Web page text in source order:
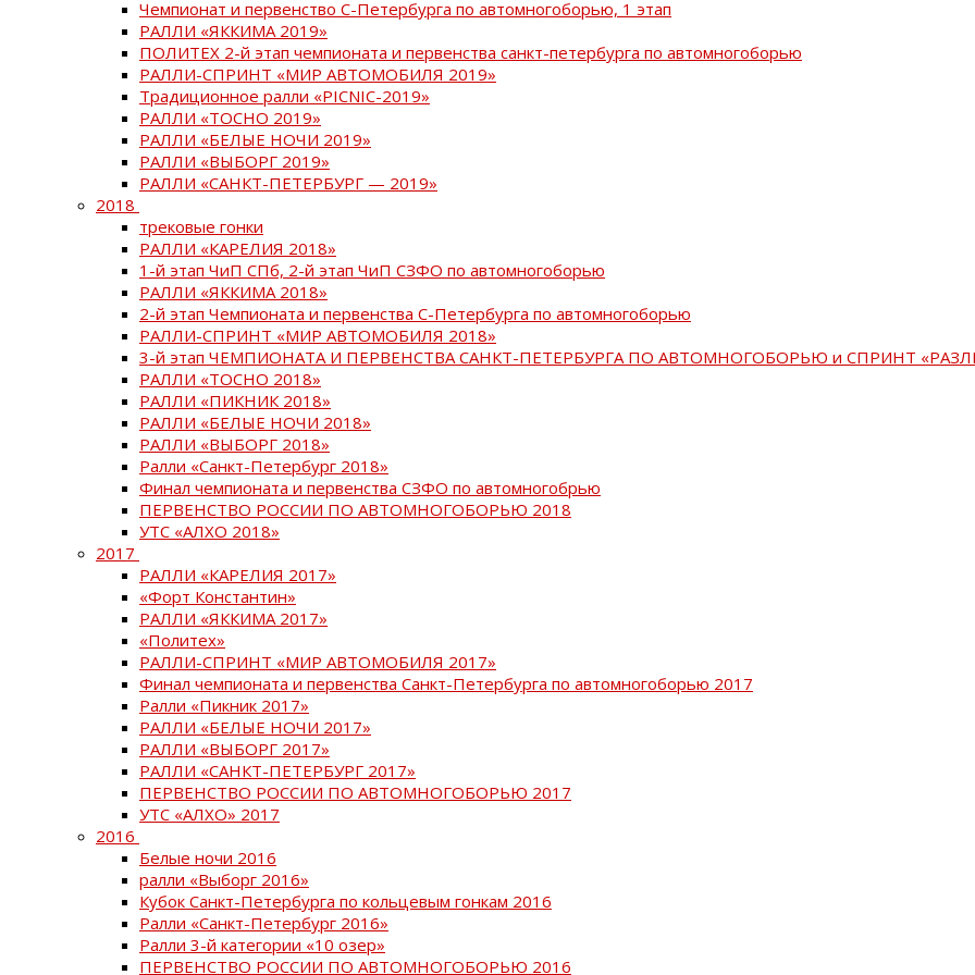
Чемпионат и первенство С-Петербурга по автомногоборью, 1 этап
РАЛЛИ «ЯККИМА 2019»
ПОЛИТЕХ 2-й этап чемпионата и первенства санкт-петербурга по автомногоборью
РАЛЛИ-СПРИНТ «МИР АВТОМОБИЛЯ 2019»
Традиционное ралли «PICNIC-2019»
РАЛЛИ «ТОСНО 2019»
РАЛЛИ «БЕЛЫЕ НОЧИ 2019»
РАЛЛИ «ВЫБОРГ 2019»
РАЛЛИ «САНКТ-ПЕТЕРБУРГ — 2019»
2018
трековые гонки
РАЛЛИ «КАРЕЛИЯ 2018»
1-й этап ЧиП СПб, 2-й этап ЧиП СЗФО по автомногоборью
РАЛЛИ «ЯККИМА 2018»
2-й этап Чемпионата и первенства С-Петербурга по автомногоборью
РАЛЛИ-СПРИНТ «МИР АВТОМОБИЛЯ 2018»
3-й этап ЧЕМПИОНАТА И ПЕРВЕНСТВА САНКТ-ПЕТЕРБУРГА ПО АВТОМНОГОБОРЬЮ и СПРИНТ
РАЛЛИ «ТОСНО 2018»
РАЛЛИ «ПИКНИК 2018»
РАЛЛИ «БЕЛЫЕ НОЧИ 2018»
РАЛЛИ «ВЫБОРГ 2018»
Ралли «Санкт-Петербург 2018»
Финал чемпионата и первенства СЗФО по автомногобрью
ПЕРВЕНСТВО РОССИИ ПО АВТОМНОГОБОРЬЮ 2018
УТС «АЛХО 2018»
2017
РАЛЛИ «КАРЕЛИЯ 2017»
«Форт Константин»
РАЛЛИ «ЯККИМА 2017»
«Политех»
РАЛЛИ-СПРИНТ «МИР АВТОМОБИЛЯ 2017»
Финал чемпионата и первенства Санкт-Петербурга по автомногоборью 2017
Ралли «Пикник 2017»
РАЛЛИ «БЕЛЫЕ НОЧИ 2017»
РАЛЛИ «ВЫБОРГ 2017»
РАЛЛИ «САНКТ-ПЕТЕРБУРГ 2017»
ПЕРВЕНСТВО РОССИИ ПО АВТОМНОГОБОРЬЮ 2017
УТС «АЛХО» 2017
2016
Белые ночи 2016
ралли «Выборг 2016»
Кубок Санкт-Петербурга по кольцевым гонкам 2016
Ралли «Санкт-Петербург 2016»
Ралли 3-й категории «10 озер»
ПЕРВЕНСТВО РОССИИ ПО АВТОМНОГОБОРЬЮ 2016